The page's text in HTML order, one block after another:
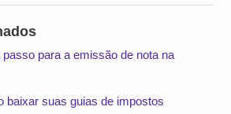
para a emissão de nota na
baixar suas guias de impostos